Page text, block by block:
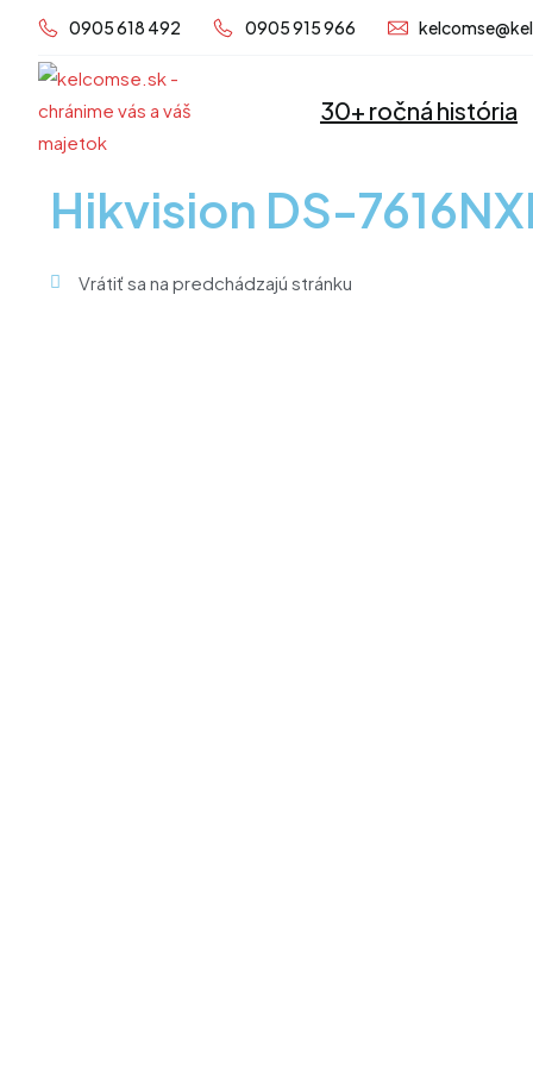
Preskočiť
obsah
0905 618 492 0905 915 966
30+ ročná história
Hikvision DS-
Vrátiť sa na predchádzajú stránku